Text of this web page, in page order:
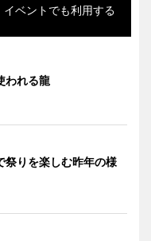
ベントでも利用する
われる龍
祭りを楽しむ昨年の様